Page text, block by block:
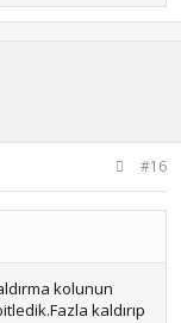
#16
kolunun
kaldırıp